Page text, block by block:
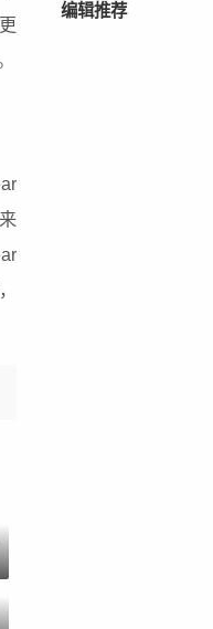
编辑推荐